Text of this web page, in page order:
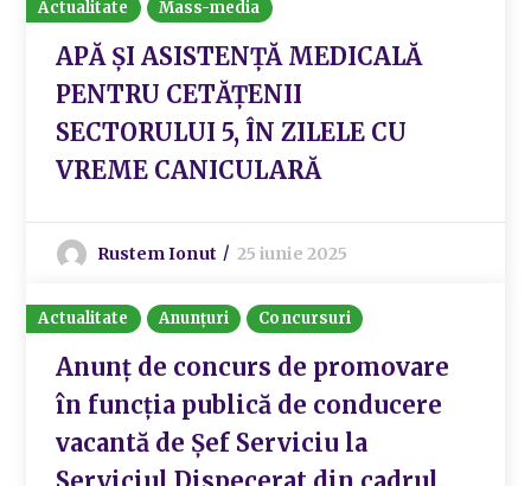
Actualitate Mass-media
APĂ ȘI ASISTENȚĂ MEDICALĂ
PENTRU CETĂȚENII
SECTORULUI 5, ÎN ZILELE CU
VREME CANICULARĂ
Rustem Ionut 25 iunie 2025
Actualitate Anunțuri Concursuri
Anunț de concurs de promovare
în funcția publică de conducere
vacantă de Șef Serviciu la